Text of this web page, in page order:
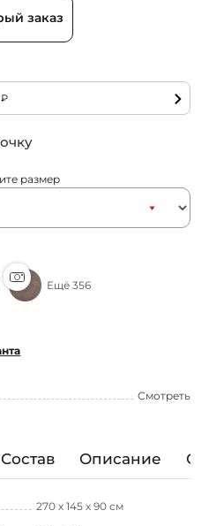
заказ
₽
размер
Ещё 356
Смотреть
Состав Описание
270 х 145 х 90 см